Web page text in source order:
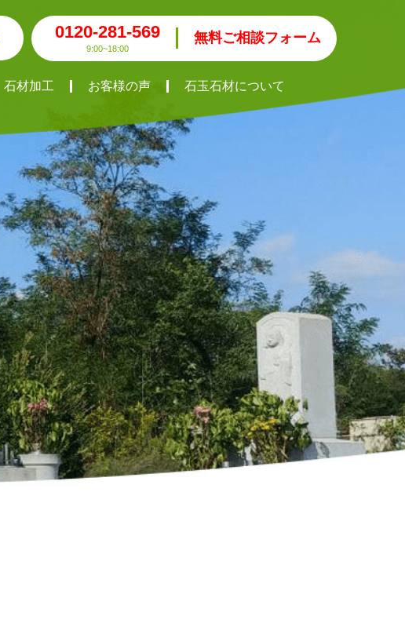
0120-281-569
9:00~18:00
無料ご相談フォーム
石材加工 お客様の声 石玉石材について